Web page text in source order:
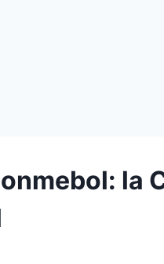
la